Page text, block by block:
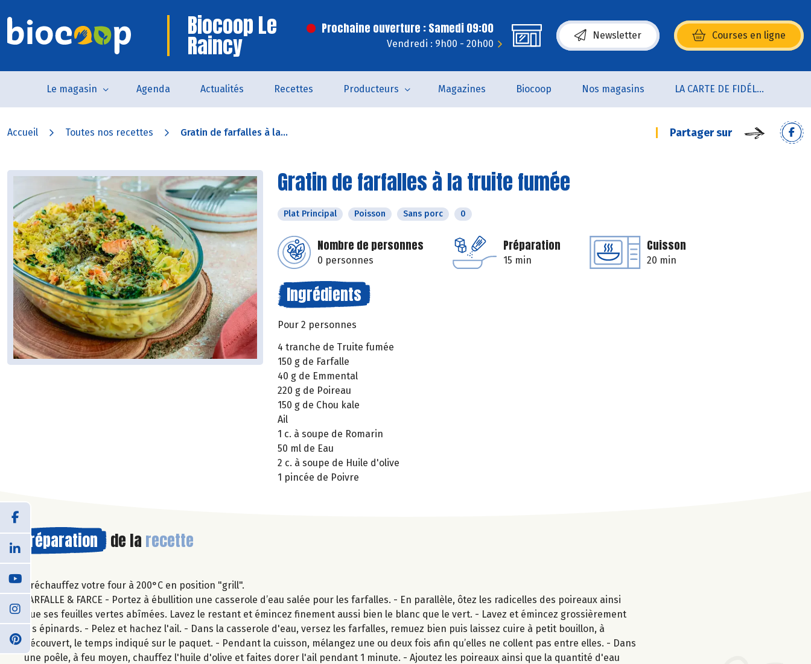
Biocoop Le
Raincy
Prochaine ouverture : Samedi 09:00
Vendredi : 9h00 - 20h00
Newsletter Courses en ligne
(s’ouvre dans une nouvelle fenêtre)
Le magasin Agenda Actualités Recettes Producteurs Magazines Biocoop Nos magasins LA CARTE DE FIDÉLITÉ
Accueil Toutes nos recettes Gratin de farfalles à la... Partager sur
Gratin de farfalles à la truite fumée
Plat Principal Poisson Sans porc 0
Nombre de personnes
0 personnes
Préparation
15 min
Cuisson
20 min
Ingrédients
Pour 2 personnes
4 tranche de Truite fumée
150 g de Farfalle
40 g de Emmental
220 g de Poireau
150 g de Chou kale
Ail
1 c. à soupe de Romarin
50 ml de Eau
2 c. à soupe de Huile d'olive
1 pincée de Poivre
Préparation de la recette
Préchauffez votre four à 200°C en position "grill".
FARFALLE & FARCE - Portez à ébullition une casserole d’eau salée pour les farfalles. - En parallèle, ôtez les radicelles des poireaux ainsi
que ses feuilles vertes abîmées. Lavez le restant et émincez finement aussi bien le blanc que le vert. - Lavez et émincez grossièrement
les épinards. - Pelez et hachez l'ail. - Dans la casserole d'eau, versez les farfalles, remuez bien puis laissez cuire à petit bouillon, à
découvert, le temps indiqué sur le paquet. - Pendant la cuisson, mélangez une ou deux fois afin qu’elles ne collent pas entre elles. - Dans
une poêle, à feu moyen, chauffez l'huile d'olive et faites dorer l'ail pendant 1 minute. - Ajoutez les poireaux ainsi que la quantité d'eau